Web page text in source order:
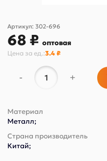
Артикул: 302-696
68 ₽ оптовая
Цена за ед.:3.4 ₽
- +
Материал
Металл;
Страна производитель
Китай;